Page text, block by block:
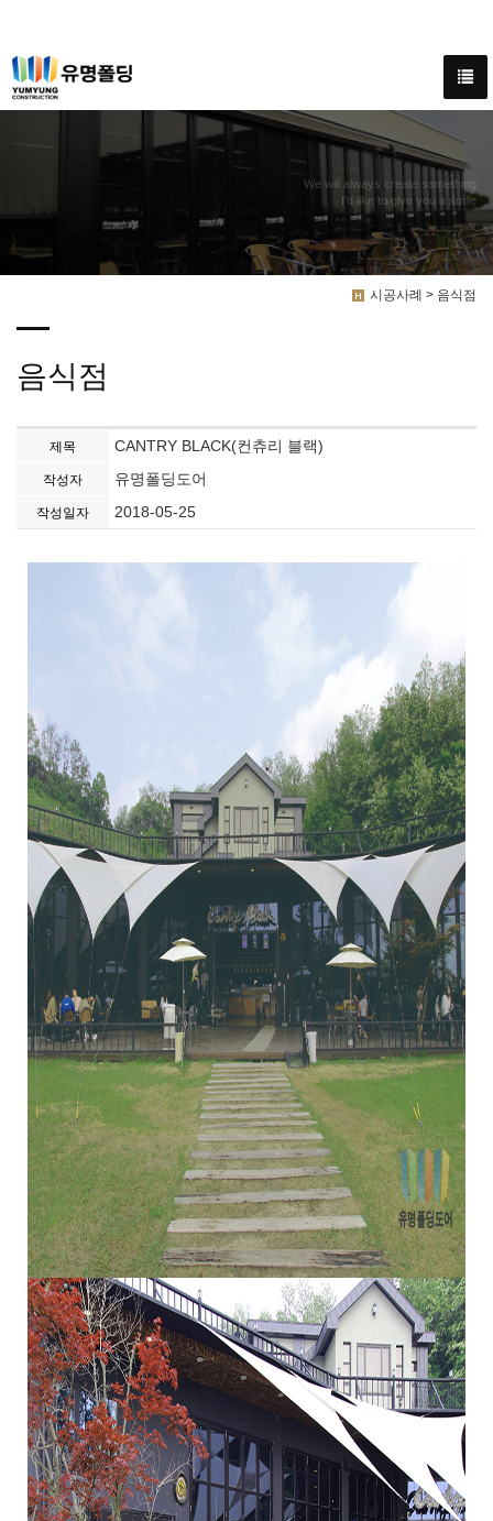
We will always create something
I'd like to give you a smile
시공사례 > 음식점
음식점
제목 CANTRY BLACK(컨츄리 블랙)
작성자 유명폴딩도어
작성일자 2018-05-25